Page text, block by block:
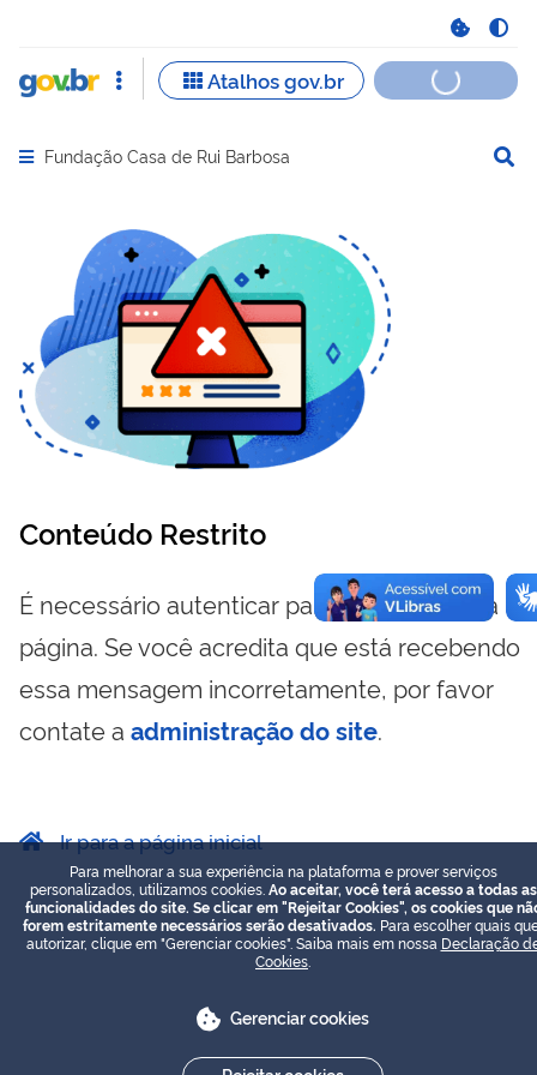
Abrir menu principal de navegação
Fundação Casa de Rui Barbosa
Conteúdo Restrito
É necessário autenticar para visualizar essa
página. Se você acredita que está recebendo
essa mensagem incorretamente, por favor
contate a administração do site.
Ir para a página inicial
Para melhorar a sua experiência na plataforma e prover serviços
personalizados, utilizamos cookies. Ao aceitar, você terá acesso a todas as
funcionalidades do site. Se clicar em "Rejeitar Cookies", os cookies que
forem estritamente necessários serão desativados. Para escolher quais
autorizar, clique em "Gerenciar cookies". Saiba mais em nossa Declaração
Cookies
Gerenciar cookies